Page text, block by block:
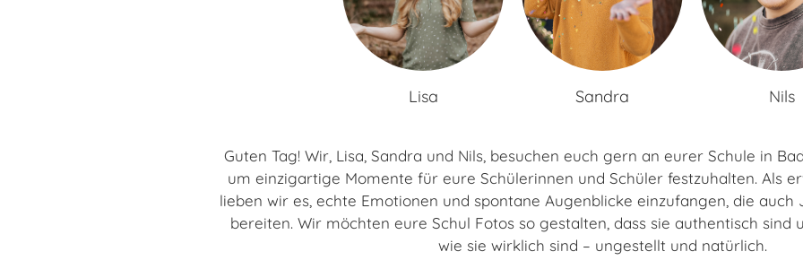
Lisa Sandra Nils
Guten Tag! Wir, Lisa, Sandra und Nils, besuchen euch gern an eurer Schule in
um einzigartige Momente für eure Schülerinnen und Schüler festzuhalten. Als
lieben wir es, echte Emotionen und spontane Augenblicke einzufangen, die
bereiten. Wir möchten eure Schul Fotos so gestalten, dass sie authentisch sind
wie sie wirklich sind – ungestellt und natürlich.